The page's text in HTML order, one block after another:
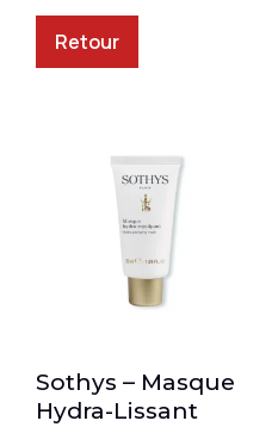
Retour
Sothys – Masque
Hydra-Lissant